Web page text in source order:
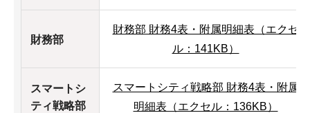
財務部
財務部 財務4表・附属明細表（エクセ
ル：141KB）
スマートシ
ティ戦略部
スマートシティ戦略部 財務4表・附属
明細表（エクセル：136KB）